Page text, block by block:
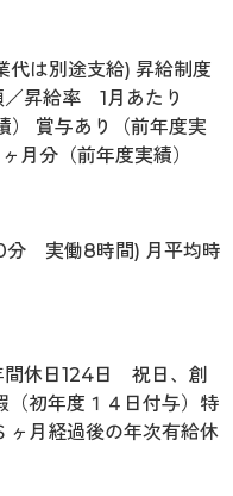
は別途支給) 昇給制度
／昇給率 1月あたり
賞与あり（前年度実
月分（前年度実績）
実働8時間) 月平均時
休日124日 祝日、創
（初年度１４日付与）特
ヶ月経過後の年次有給休